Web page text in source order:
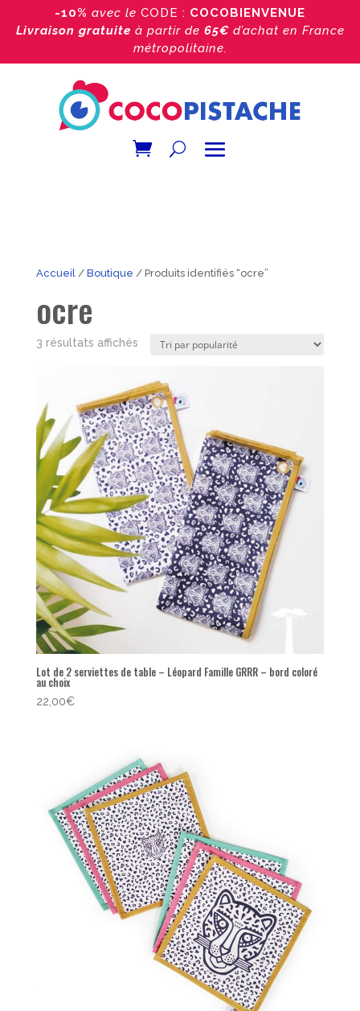
-10% avec le CODE : COCOBIENVENUE
Livraison gratuite à partir de 65€ d’achat en France
métropolitaine.
Accueil/ Boutique / Produits identifiés “ocre”
ocre
3 résultats affichésTrié
Lot de 2 serviettes de table – Léopard Famille GRRR – bord coloré
au choix
22,00€